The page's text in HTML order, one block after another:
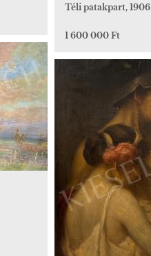
Téli patakpart, 1906
1 600 000 Ft